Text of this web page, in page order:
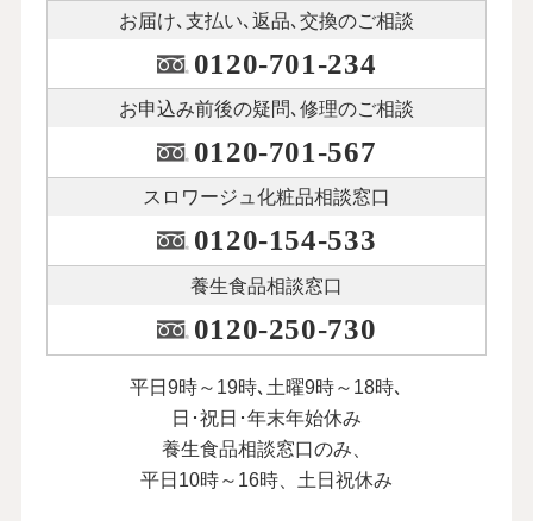
お届け､支払い､ 返品､交換のご相談
0120-701-234
お申込み前後の疑問､修理のご相談
0120-701-567
スロワージュ化粧品相談窓口
0120-154-533
養生食品相談窓口
0120-250-730
平日9時～19時､土曜9時～18時､
日･祝日･年末年始休み
養生食品相談窓口のみ、
平日10時～16時、土日祝休み